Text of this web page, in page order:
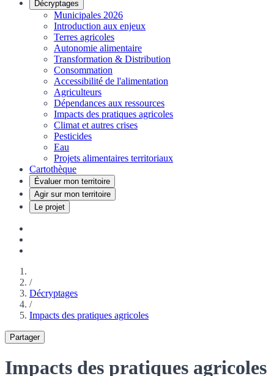
Décryptages
Municipales 2026
Introduction aux enjeux
Terres agricoles
Autonomie alimentaire
Transformation & Distribution
Consommation
Accessibilité de l'alimentation
Agriculteurs
Dépendances aux ressources
Impacts des pratiques agricoles
Climat et autres crises
Pesticides
Eau
Projets alimentaires territoriaux
Cartothèque
Évaluer mon territoire
Agir sur mon territoire
Le projet
/
Décryptages
/
Impacts des pratiques agricoles
Partager
Impacts des pratiques agricoles